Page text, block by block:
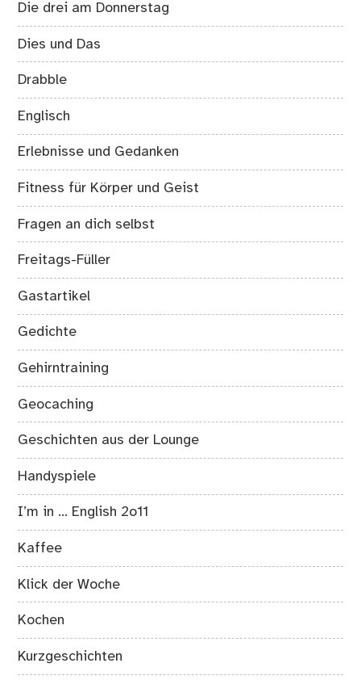
Die drei am Donnerstag
Dies und Das
Drabble
Englisch
Erlebnisse und Gedanken
Fitness für Körper und Geist
Fragen an dich selbst
Freitags-Füller
Gastartikel
Gedichte
Gehirntraining
Geocaching
Geschichten aus der Lounge
Handyspiele
I’m in … English 2o11
Kaffee
Klick der Woche
Kochen
Kurzgeschichten